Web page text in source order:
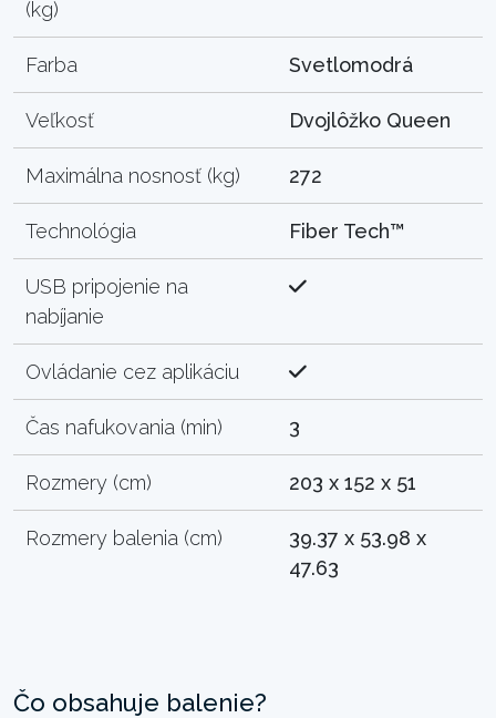
(kg)
Farba Svetlomodrá
Veľkosť Dvojlôžko Queen
Maximálna nosnosť (kg) 272
Technológia Fiber Tech™
USB pripojenie na
nabíjanie
Ovládanie cez aplikáciu
Čas nafukovania (min) 3
Rozmery (cm) 203 x 152 x 51
Rozmery balenia (cm)
39.37 x 53.98 x
47.63
Čo obsahuje balenie?